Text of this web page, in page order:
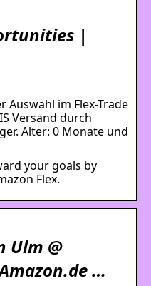
|
im Flex-Trade
Versand durch
Alter: 0 Monate und
your goals by
Flex.
Ulm @
…